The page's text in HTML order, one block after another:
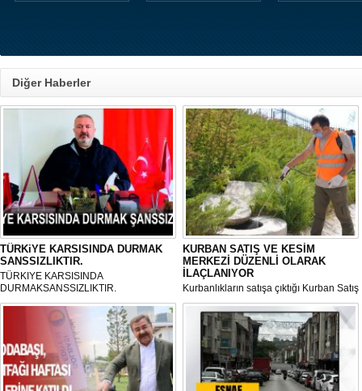
Diğer Haberler
TÜRKiYE KARSISINDA DURMAK
SANSSIZLIKTIR.
TÜRKIYE KARSISINDA
DURMAKSANSSIZLIKTIR.
KURBAN SATIŞ VE KESİM
MERKEZİ DÜZENLİ OLARAK
İLAÇLANIYOR
Kurbanlıkların satışa çıktığı Kurban Satış
ve Kesim Merkezi, haşere ve
mikropların önüne geçilmesi amacıyla
her gün Gölbaşı Belediyesi ekipleri
tarafından düzenli olarak ilaçlanıyor.